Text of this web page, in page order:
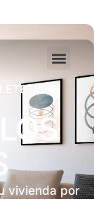
vivienda por